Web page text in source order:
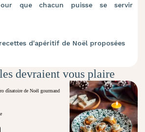
que chacun puisse se servir
d'apéritif de Noël proposées
devraient vous plaire
dînatoire de Noël gourmand